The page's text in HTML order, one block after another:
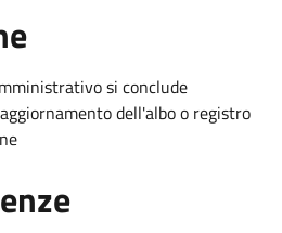
si conclude
dell'albo o registro